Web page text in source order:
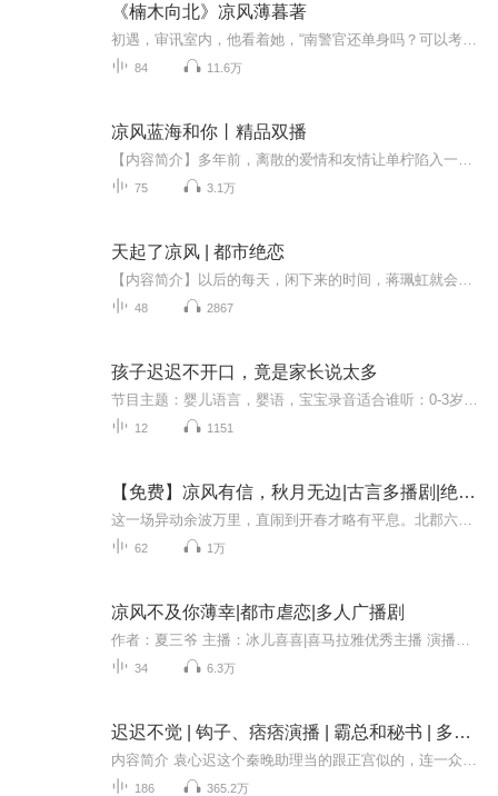
《楠木向北》凉风薄暮著
84 11.6万
凉风蓝海和你丨精品双播
75 3.1万
天起了凉风 | 都市绝恋
48 2867
孩子迟迟不开口，竟是家长说太多
12 1151
【免费】凉风有信，秋月无边|古言多播剧|绝色美人爱恨情愁
62 1万
凉风不及你薄幸|都市虐恋|多人广播剧
34 6.3万
迟迟不觉 | 钩子、痞痞演播 | 霸总和秘书 | 多人有声剧
186 365.2万